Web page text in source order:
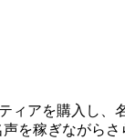
ィアを購入し、
を稼ぎながらさ